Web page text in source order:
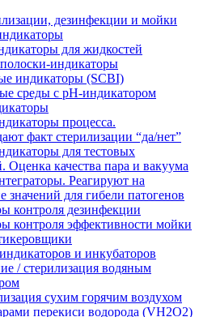
дезинфекции и мойки
для жидкостей
индикаторы
индикаторы (SCBI)
среды с рН-индикатором
процесса.
факт стерилизации “да/нет”
для тестовых
Оценка качества пара и вакуума
Реагируют на
значений для гибели патогенов
контроля дезинфекции
контроля эффективности мойки
и инкубаторов
/ стерилизация водяным
сухим горячим воздухом
перекиси водорода (VH2O2)